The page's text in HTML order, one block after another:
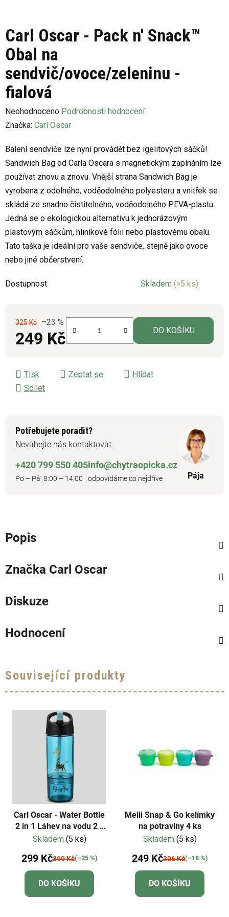
Carl Oscar - Pack n' Snack™
Obal na
sendvič/ovoce/zeleninu -
fialová
Průměrné
hodnocení
je
0,0
z
5
hvězdiček.
Neohodnoceno Podrobnosti hodnocení
Značka: Carl Oscar
Balení sendviče lze nyní provádět bez igelitových sáčků!
Sandwich Bag od Carla Oscara s magnetickým zapínáním lze
používat znovu a znovu. Vnější strana Sandwich Bag je
vyrobena z odolného, voděodolného polyesteru a vnitřek se
skládá ze snadno čistitelného, voděodolného PEVA-plastu.
Jedná se o ekologickou alternativu k jednorázovým
plastovým sáčkům, hliníkové fólii nebo plastovému obalu.
Tato taška je ideální pro vaše sendviče, stejně jako ovoce
nebo jiné občerstvení.
Dostupnost Skladem (>5 ks)
325 Kč –23 %
249 Kč DO KOŠÍKU
Tisk Zeptat se
Hlídat
Sdílet
Potřebujete poradit?
Neváhejte nás kontaktovat.
+420 799 550 405
Po – Pá 8:00 – 14:00
info@chytraopicka.cz
odpovídáme co nejdříve Pája
Popis
Značka Carl Oscar
Diskuze
Hodnocení
Související produkty
Carl Oscar - Water Bottle
2 in 1 Láhev na vodu 2 v
1 - tyrkysová
Skladem (5 ks)
299 Kč399 Kč(–25 %)
DO KOŠÍKU
Melii Snap & Go kelímky
na potraviny 4 ks
Skladem (5 ks)
249 Kč306 Kč(–18 %)
DO KOŠÍKU